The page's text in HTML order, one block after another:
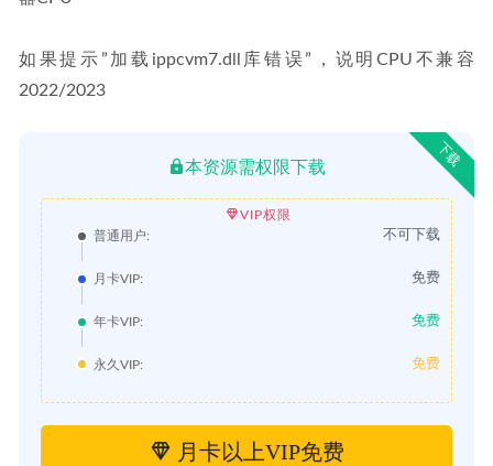
如果提示”加载ippcvm7.dll库错误”，说明CPU不兼容
2022/2023
下载
本资源需权限下载
VIP权限
普通用户:
不可下载
月卡VIP: 免费
年卡VIP: 免费
永久VIP: 免费
月卡以上VIP免费